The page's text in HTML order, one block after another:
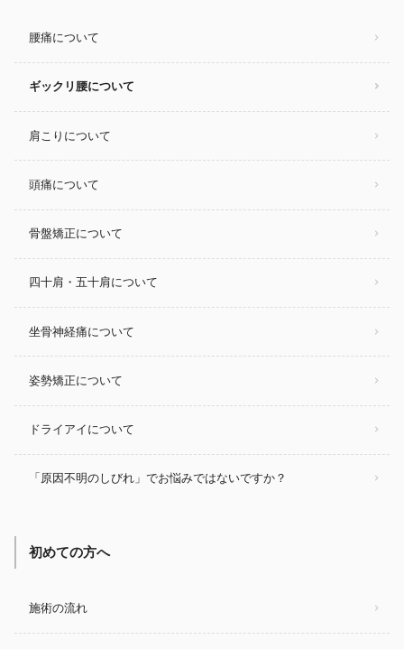
腰痛について
ギックリ腰について
肩こりについて
頭痛について
骨盤矯正について
四十肩・五十肩について
坐骨神経痛について
姿勢矯正について
ドライアイについて
「原因不明のしびれ」でお悩みではないですか？
初めての方へ
施術の流れ